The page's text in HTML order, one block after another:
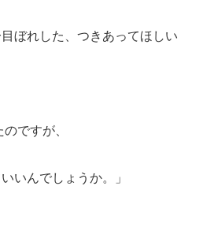
ぼれした、つきあってほしい
ですが、
いんでしょうか。」